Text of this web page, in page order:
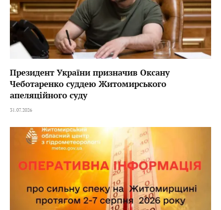
Президент України призначив Оксану
Чеботаренко суддею Житомирського
апеляційного суду
31.07.2026